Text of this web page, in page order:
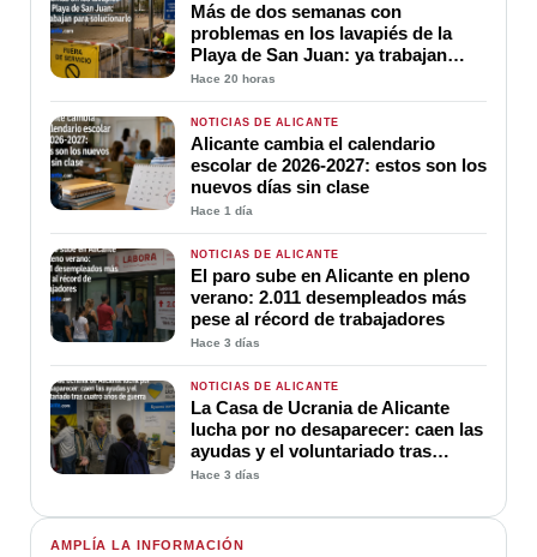
AMPLÍA LA INFORMACIÓN
Más de dos semanas con
problemas en los lavapiés de la
Playa de San Juan: ya trabajan
para soluciona
Hace 20 horas
NOTICIAS DE ALICANTE
Alicante cambia el calendario
escolar de 2026-2027: estos son los
nuevos días sin clase
Hace 1 día
NOTICIAS DE ALICANTE
El paro sube en Alicante en pleno
verano: 2.011 desempleados más
pese al récord de trabajadores
Hace 3 días
NOTICIAS DE ALICANTE
La Casa de Ucrania de Alicante
lucha por no desaparecer: caen las
ayudas y el voluntariado tras
cuatro años de guerra
Hace 3 días